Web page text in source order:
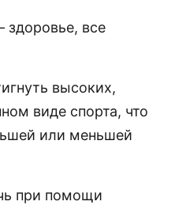
здоровье, все
высоких,
виде спорта, что
или меньшей
при помощи